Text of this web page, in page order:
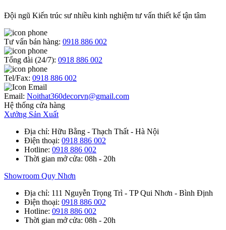
Đội ngũ Kiến trúc sư nhiều kinh nghiệm tư vấn thiết kế tận tâm
Tư vấn bán hàng: 0918 886 002
Tổng đài (24/7): 0918 886 002
Tel/Fax: 0918 886 002
Email: Noithat360decorvn@gmail.com
Hệ thống cửa hàng
Xưởng Sản Xuất
Địa chỉ: Hữu Bằng - Thạch Thất - Hà Nội
Điện thoại: 0918 886 002
Hotline: 0918 886 002
Thời gian mở cửa: 08h - 20h
Showroom Quy Nhơn
Địa chỉ: 111 Nguyễn Trọng Trì - TP Qui Nhơn - Bình Định
Điện thoại: 0918 886 002
Hotline: 0918 886 002
Thời gian mở cửa: 08h - 20h